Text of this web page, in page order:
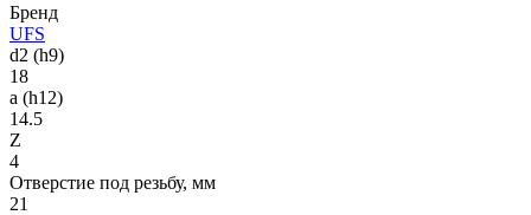
Бренд
UFS
d2 (h9)
18
a (h12)
14.5
Z
4
Отверстие под резьбу, мм
21